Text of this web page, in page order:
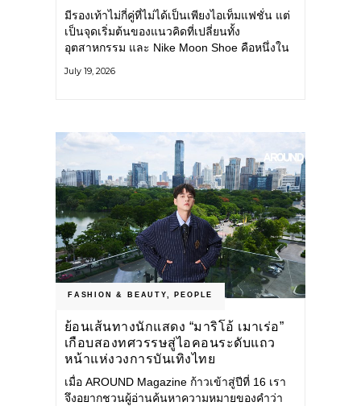
มีรองเท้าไม่กี่คู่ที่ไม่ได้เป็นเพียงไอเท็มแฟชั่น แต่
เป็นจุดเริ่มต้นของแนวคิดที่เปลี่ยนทั้ง
อุตสาหกรรม และ Nike Moon Shoe คือหนึ่งใน
ศตวรรษก่อน กำลังกลับมาอีกครั้ง พร้อมพาเรื่อง
July 19, 2026
FASHION & BEAUTY, PEOPLE
ย้อนเส้นทางนักแสดง “มาริโอ้ เมาเร่อ”
เกือบสองทศวรรษสู่ไอคอนระดับแถว
หน้าแห่งวงการบันเทิงไทย
เมื่อ AROUND Magazine ก้าวเข้าสู่ปีที่ 16 เรา
จึงอยากชวนผู้อ่านค้นหาความหมายของคำว่า